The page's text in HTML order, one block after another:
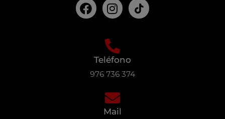
Teléfono
976 736 374
Mail